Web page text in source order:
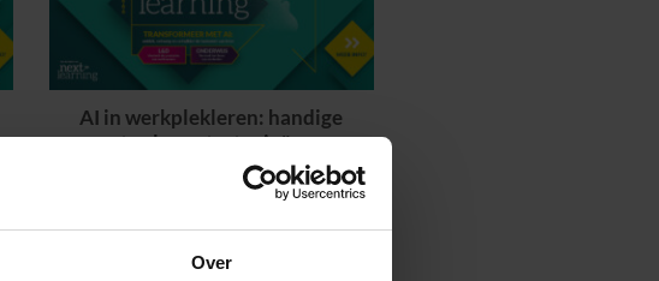
Over
AI in werkplekleren: handige
tools en strategieën